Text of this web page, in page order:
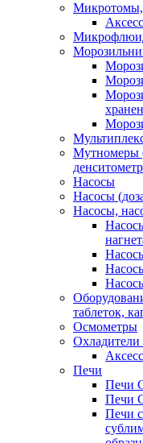
Мутномеры
Насосы
Насосы
Насосы,
таблеток,
Осмометры
Печи
Печи
Печи
Печи